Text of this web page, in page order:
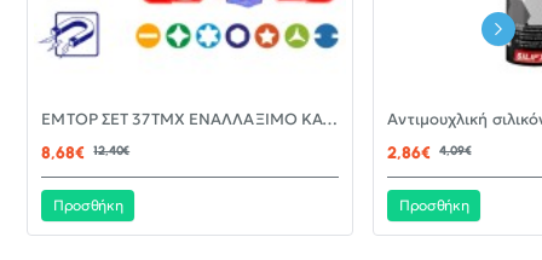
-30%EMTOP ΣΕΤ 37ΤΜΧ ΕΝΑΛΛΑΞΙΜΟ ΚΑΤΣΑΒΙΔΙ ΜΕ ΜΥΤΕΣ EBST03702
8,68€
12,40€
Προσθήκη
2,86€ 4,09€
Προσθήκη